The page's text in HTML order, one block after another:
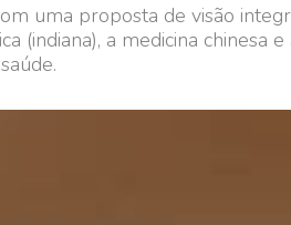
uma proposta de visão
a medicina chinesa